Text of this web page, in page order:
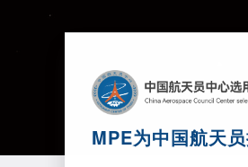
MPE为中国航天